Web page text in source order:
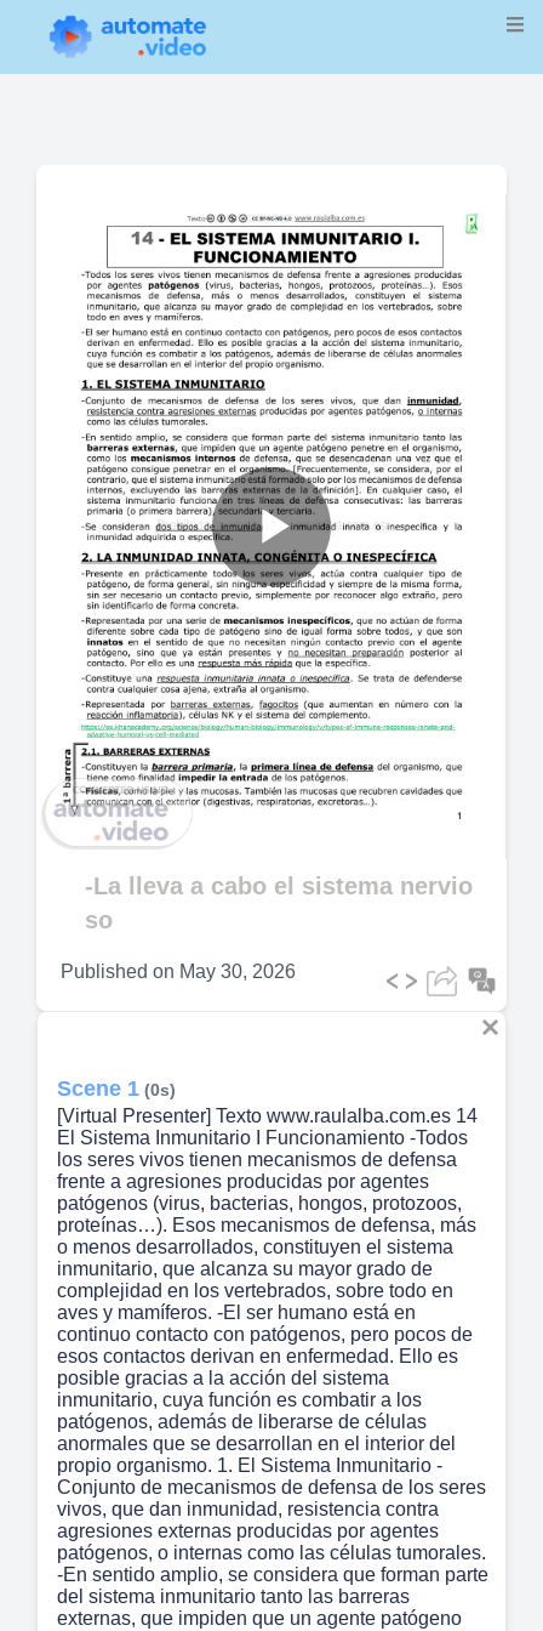
Play
Video
-La lleva a cabo el sistema nervio
so
Published on May 30, 2026
Scene 1 (0s)
[Virtual Presenter] Texto www.raulalba.com.es 14
El Sistema Inmunitario I Funcionamiento -Todos
los seres vivos tienen mecanismos de defensa
frente a agresiones producidas por agentes
patógenos (virus, bacterias, hongos, protozoos,
proteínas…). Esos mecanismos de defensa, más
o menos desarrollados, constituyen el sistema
inmunitario, que alcanza su mayor grado de
complejidad en los vertebrados, sobre todo en
aves y mamíferos. -El ser humano está en
continuo contacto con patógenos, pero pocos de
esos contactos derivan en enfermedad. Ello es
posible gracias a la acción del sistema
inmunitario, cuya función es combatir a los
patógenos, además de liberarse de células
anormales que se desarrollan en el interior del
propio organismo. 1. El Sistema Inmunitario -
Conjunto de mecanismos de defensa de los seres
vivos, que dan inmunidad, resistencia contra
agresiones externas producidas por agentes
patógenos, o internas como las células tumorales.
-En sentido amplio, se considera que forman parte
del sistema inmunitario tanto las barreras
externas, que impiden que un agente patógeno